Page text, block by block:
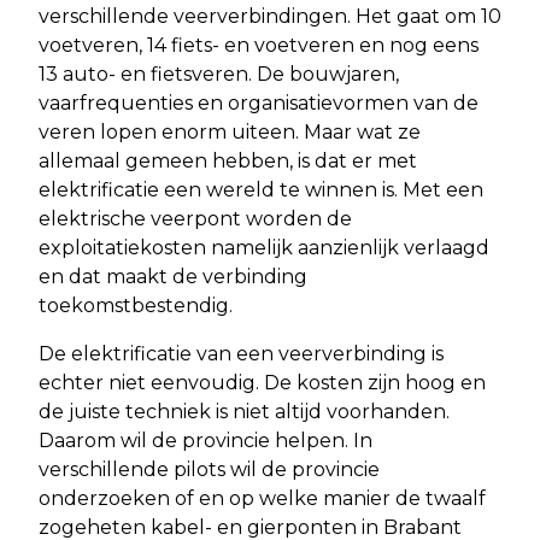
verschillende veerverbindingen. Het gaat om 10
voetveren, 14 fiets- en voetveren en nog eens
13 auto- en fietsveren. De bouwjaren,
vaarfrequenties en organisatievormen van de
veren lopen enorm uiteen. Maar wat ze
allemaal gemeen hebben, is dat er met
elektrificatie een wereld te winnen is. Met een
elektrische veerpont worden de
exploitatiekosten namelijk aanzienlijk verlaagd
en dat maakt de verbinding
toekomstbestendig.
De elektrificatie van een veerverbinding is
echter niet eenvoudig. De kosten zijn hoog en
de juiste techniek is niet altijd voorhanden.
Daarom wil de provincie helpen. In
verschillende pilots wil de provincie
onderzoeken of en op welke manier de twaalf
zogeheten kabel- en gierponten in Brabant